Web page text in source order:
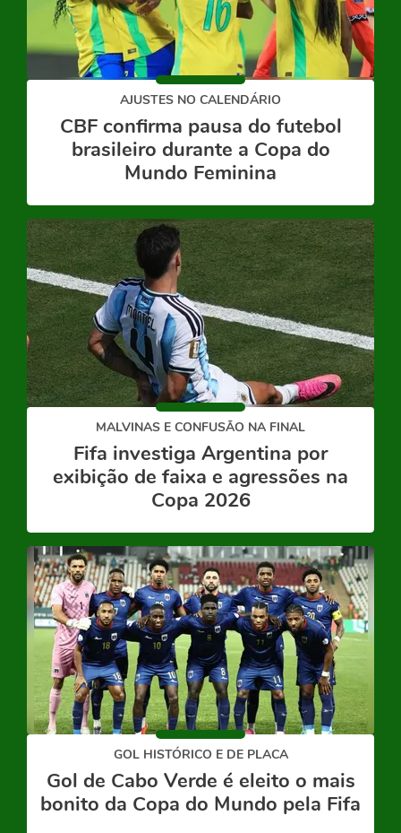
AJUSTES NO CALENDÁRIO
CBF confirma pausa do futebol
brasileiro durante a Copa do
Mundo Feminina
MALVINAS E CONFUSÃO NA FINAL
Fifa investiga Argentina por
exibição de faixa e agressões na
Copa 2026
GOL HISTÓRICO E DE PLACA
Gol de Cabo Verde é eleito o mais
bonito da Copa do Mundo pela Fifa